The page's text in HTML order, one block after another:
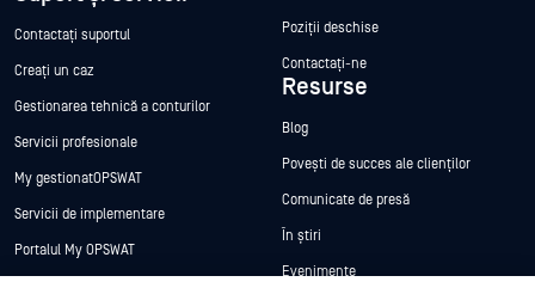
Contactați suportul
Creați un caz
Gestionarea tehnică a conturilor
Servicii profesionale
My gestionatOPSWAT
Servicii de implementare
Portalul My OPSWAT
Poziții deschise
Contactați-ne
Resurse
Blog
Povești de succes ale clienților
Comunicate de presă
În știri
Evenimente